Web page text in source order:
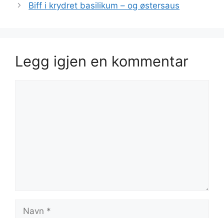
Biff i krydret basilikum – og østersaus
Legg igjen en kommentar
Navn